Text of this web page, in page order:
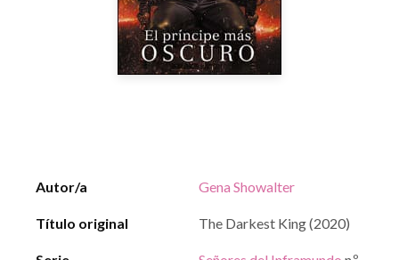
Autor/a Gena Showalter
Título original The Darkest King (2020)